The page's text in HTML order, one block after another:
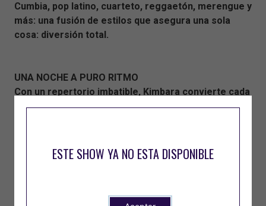
Cumbia, pop latino, cuarteto, reggaetón, merengue y
más: una fusión de estilos que asegura una sola
cosa: diversión total.
UNA NOCHE A PURO RITMO
Con un repertorio imbatible, Kimbara convierte cada
canción en una celebración.
bailable y lleno de color.
ESTE SHOW YA NO ESTA DISPONIBLE